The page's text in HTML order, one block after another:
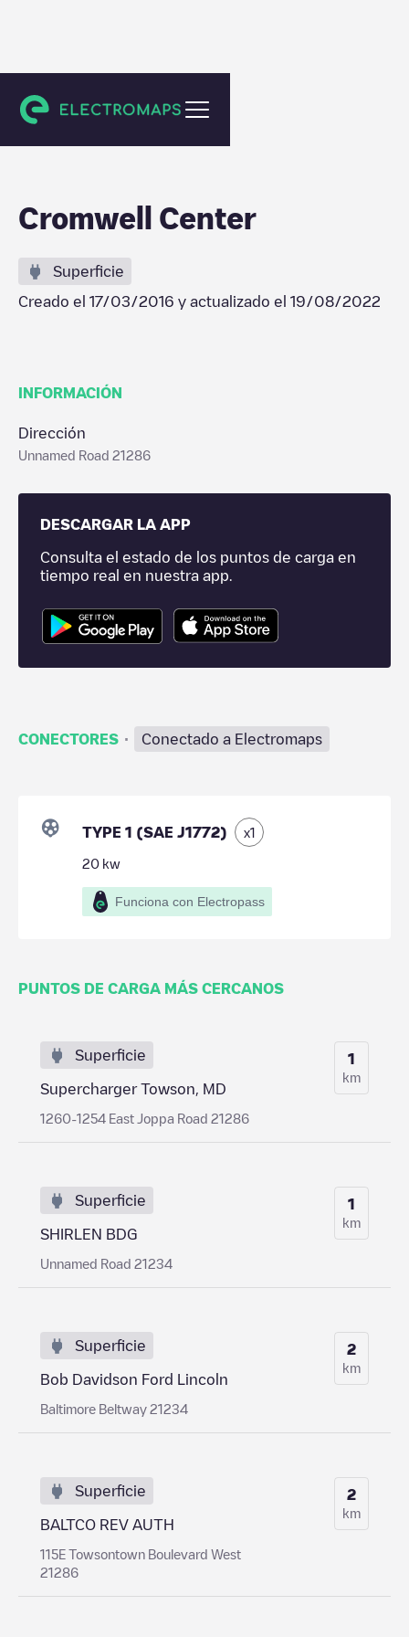
Towson
Cromwell Center
Superficie
Creado el 17/03/2016 y actualizado el 19/08/2022
INFORMACIÓN
Dirección
Unnamed Road 21286
DESCARGAR LA APP
Consulta el estado de los puntos de carga en
tiempo real en nuestra app.
CONECTORES · Conectado a Electromaps
TYPE 1 (SAE J1772) x1
20 kw
Funciona con Electropass
PUNTOS DE CARGA MÁS CERCANOS
Superficie
Supercharger Towson, MD
1260-1254 East Joppa Road 21286
1
km
Superficie
SHIRLEN BDG
Unnamed Road 21234
1
km
Superficie
Bob Davidson Ford Lincoln
Baltimore Beltway 21234
2
km
Superficie
BALTCO REV AUTH
115E Towsontown Boulevard West
21286
2
km